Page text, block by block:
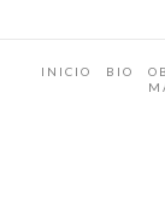
INICIO BIO